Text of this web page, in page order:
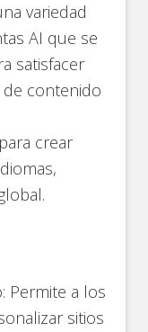
variedad
AI que se
satisfacer
de contenido
crear
Permite a los
sitios